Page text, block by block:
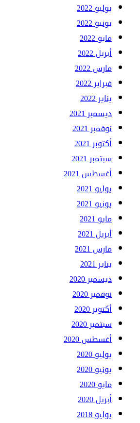
يوليو 2022
يونيو 2022
مايو 2022
أبريل 2022
مارس 2022
فبراير 2022
يناير 2022
ديسمبر 2021
نوفمبر 2021
أكتوبر 2021
سبتمبر 2021
أغسطس 2021
يوليو 2021
يونيو 2021
مايو 2021
أبريل 2021
مارس 2021
يناير 2021
ديسمبر 2020
نوفمبر 2020
أكتوبر 2020
سبتمبر 2020
أغسطس 2020
يوليو 2020
يونيو 2020
مايو 2020
أبريل 2020
يوليو 2018